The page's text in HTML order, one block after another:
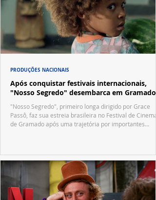
Após conquistar festivais internacionais,
"Nosso Segredo" desembarca em Gramado
"Nosso Segredo", primeiro longa dirigido por Grace
Passô, faz sua estreia brasileira no Festival de Cinema
de Gramado após uma trajetória por importantes
PRODUÇÕES NACIONAIS